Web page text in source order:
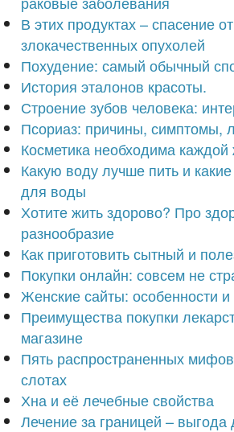
В этих продуктах – спасение
злокачественных опухолей
Похудение: самый обычный
История эталонов красоты.
Строение зубов человека:
Псориаз: причины, симптомы,
Косметика необходима
Какую воду лучше пить и
для воды
Хотите жить здорово? Про
разнообразие
Как приготовить сытный и
Покупки онлайн: совсем не
Женские сайты: особенности
Преимущества покупки
магазине
Пять распространенных
слотах
Хна и её лечебные свойства
Лечение за границей – выгода